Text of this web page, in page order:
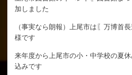
加しました
（事実なら朗報）上尾市は〖万博首
様です
来年度から上尾市の小・中学校の夏
込みです